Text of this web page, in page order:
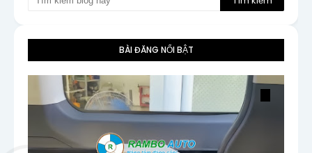
BÀI ĐĂNG NỔI BẬT